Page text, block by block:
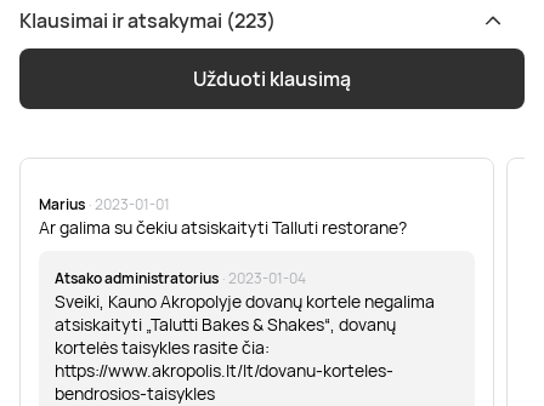
Klausimai ir atsakymai (223)
Užduoti klausimą
Marius · 2023-01-01
Ar galima su čekiu atsiskaityti Talluti restorane?
Atsako administratorius · 2023-01-04
Sveiki, Kauno Akropolyje dovanų kortele negalima
atsiskaityti „Talutti Bakes & Shakes“, dovanų
kortelės taisykles rasite čia:
https://www.akropolis.lt/lt/dovanu-korteles-
bendrosios-taisykles